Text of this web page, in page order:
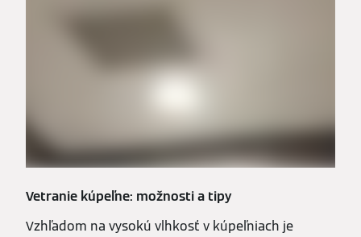
Vetranie kúpeľne: možnosti a tipy
Vzhľadom na vysokú vlhkosť v kúpeľniach je